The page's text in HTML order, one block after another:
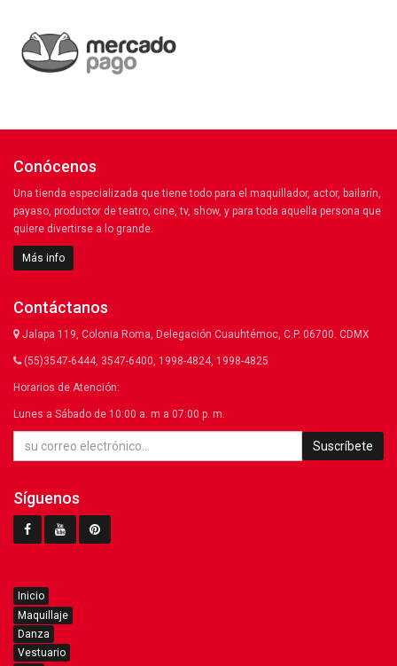
Conócenos
Una tienda especializada que tiene todo para el maquillador, actor, bailarín,
payaso, productor de teatro, cine, tv, show, y para toda aquella persona que
quiere divertirse a lo grande.
Más info
Contáctanos
Jalapa 119, Colonia Roma, Delegación Cuauhtémoc, C.P. 06700. CDMX
(55)3547-6444, 3547-6400, 1998-4824, 1998-4825
Horarios de Atención:
Lunes a Sábado de 10:00 a. m a 07:00 p. m.
Suscríbete
Síguenos
Inicio
Maquillaje
Danza
Vestuario